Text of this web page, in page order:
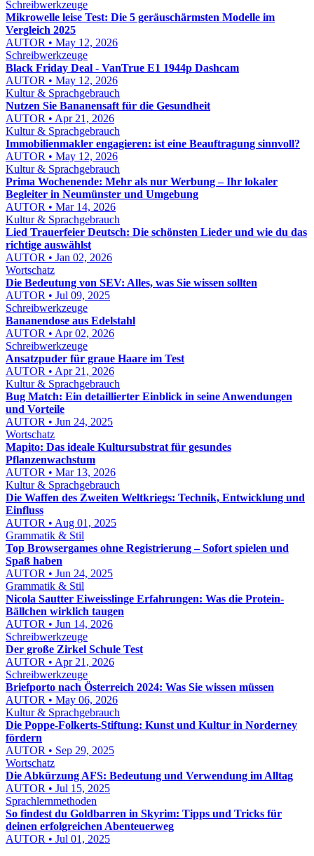
Schreibwerkzeuge
Mikrowelle leise Test: Die 5 geräuschärmsten Modelle im
Vergleich 2025
AUTOR • May 12, 2026
Schreibwerkzeuge
Black Friday Deal - VanTrue E1 1944p Dashcam
AUTOR • May 12, 2026
Kultur & Sprachgebrauch
Nutzen Sie Bananensaft für die Gesundheit
AUTOR • Apr 21, 2026
Kultur & Sprachgebrauch
Immobilienmakler engagieren: ist eine Beauftragung sinnvoll?
AUTOR • May 12, 2026
Kultur & Sprachgebrauch
Prima Wochenende: Mehr als nur Werbung – Ihr lokaler
Begleiter in Neumünster und Umgebung
AUTOR • Mar 14, 2026
Kultur & Sprachgebrauch
Lied Trauerfeier Deutsch: Die schönsten Lieder und wie du das
richtige auswählst
AUTOR • Jan 02, 2026
Wortschatz
Die Bedeutung von SEV: Alles, was Sie wissen sollten
AUTOR • Jul 09, 2025
Schreibwerkzeuge
Bananendose aus Edelstahl
AUTOR • Apr 02, 2026
Schreibwerkzeuge
Ansatzpuder für graue Haare im Test
AUTOR • Apr 21, 2026
Kultur & Sprachgebrauch
Bug Match: Ein detaillierter Einblick in seine Anwendungen
und Vorteile
AUTOR • Jun 24, 2025
Wortschatz
Mapito: Das ideale Kultursubstrat für gesundes
Pflanzenwachstum
AUTOR • Mar 13, 2026
Kultur & Sprachgebrauch
Die Waffen des Zweiten Weltkriegs: Technik, Entwicklung und
Einfluss
AUTOR • Aug 01, 2025
Grammatik & Stil
Top Browsergames ohne Registrierung – Sofort spielen und
Spaß haben
AUTOR • Jun 24, 2025
Grammatik & Stil
Nicola Sautter Eiweisslinge Erfahrungen: Was die Protein-
Bällchen wirklich taugen
AUTOR • Jun 14, 2026
Schreibwerkzeuge
Der große Zirkel Schule Test
AUTOR • Apr 21, 2026
Schreibwerkzeuge
Briefporto nach Österreich 2024: Was Sie wissen müssen
AUTOR • May 06, 2026
Kultur & Sprachgebrauch
Die Poppe-Folkerts-Stiftung: Kunst und Kultur in Norderney
fördern
AUTOR • Sep 29, 2025
Wortschatz
Die Abkürzung AFS: Bedeutung und Verwendung im Alltag
AUTOR • Jul 15, 2025
Sprachlernmethoden
So findest du Goldbarren in Skyrim: Tipps und Tricks für
deinen erfolgreichen Abenteuerweg
AUTOR • Jul 01, 2025